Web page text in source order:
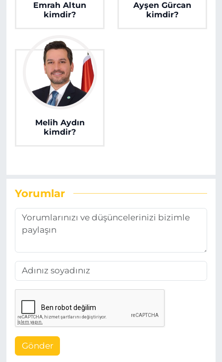
Emrah Altun
kimdir?
Ayşen Gürcan
kimdir?
Melih Aydın
kimdir?
Yorumlar
Gönder